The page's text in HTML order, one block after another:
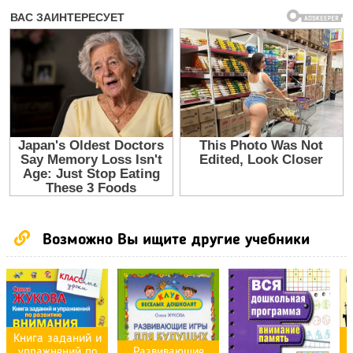
Возможно Вы ищите другие учебники
Книга заданий и